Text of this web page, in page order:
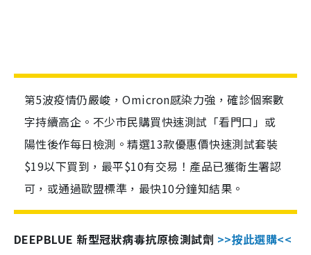
第5波疫情仍嚴峻，Omicron感染力強，確診個案數
字持續高企。不少市民購買快速測試「看門口」或
陽性後作每日檢測。精選13款優惠價快速測試套裝
$19以下買到，最平$10有交易！產品已獲衛生署認
可，或通過歐盟標準，最快10分鐘知結果。
DEEPBLUE 新型冠狀病毒抗原檢測試劑 >>按此選購<<